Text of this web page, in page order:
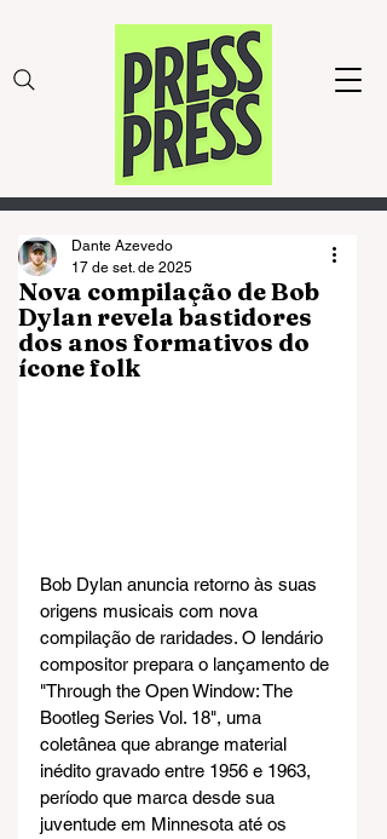
Nova compilação de Bob
Dylan revela bastidores
dos anos formativos do
ícone folk
Dante Azevedo
17 de set. de 2025
Bob Dylan anuncia retorno às suas
origens musicais com nova
compilação de raridades. O lendário
compositor prepara o lançamento de
"Through the Open Window: The
Bootleg Series Vol. 18", uma
coletânea que abrange material
inédito gravado entre 1956 e 1963,
período que marca desde sua
juventude em Minnesota até os